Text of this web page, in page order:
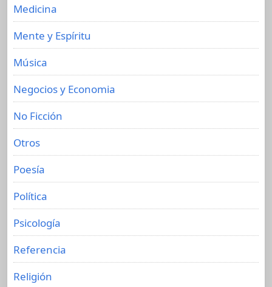
Medicina
Mente y Espíritu
Música
Negocios y Economia
No Ficción
Otros
Poesía
Política
Psicología
Referencia
Religión